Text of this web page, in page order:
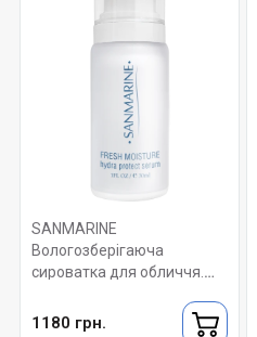
SANMARINE
Вологозберігаюча
сироватка для обличчя.
protect serum 30 мл.
1180 грн.